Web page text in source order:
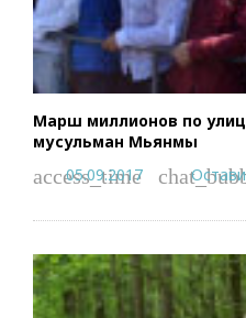
Марш миллионов по
мусульман Мьянмы
access_time
05.09.2017